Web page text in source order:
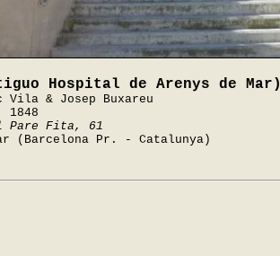
Hospital de Arenys de Mar)
Vila & Josep Buxareu
1848
Pare Fita, 61
(Barcelona Pr. - Catalunya)